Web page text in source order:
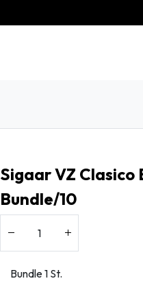
Sigaar VZ Clasico
Bundle/10